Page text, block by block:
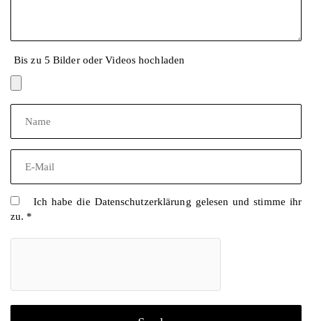
Bis zu 5 Bilder oder Videos hochladen
Ich habe die Datenschutzerklärung gelesen und stimme ihr
zu. *